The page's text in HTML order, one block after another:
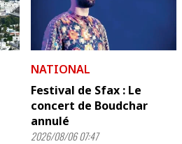
NATIONAL
Festival de Sfax : Le
concert de Boudchar
annulé
2026/08/06 07:47